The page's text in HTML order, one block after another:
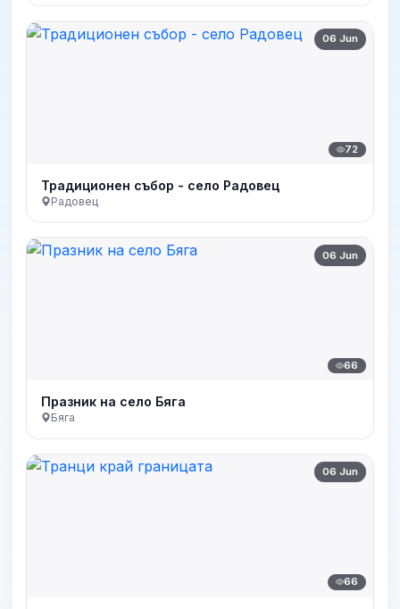
06 Jun
72
Традиционен събор - село Радовец
Радовец
06 Jun
66
Празник на село Бяга
Бяга
06 Jun
66